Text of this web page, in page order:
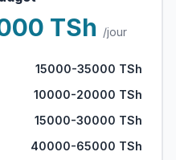
TSh /jour
15000-35000 TSh
10000-20000 TSh
15000-30000 TSh
40000-65000 TSh